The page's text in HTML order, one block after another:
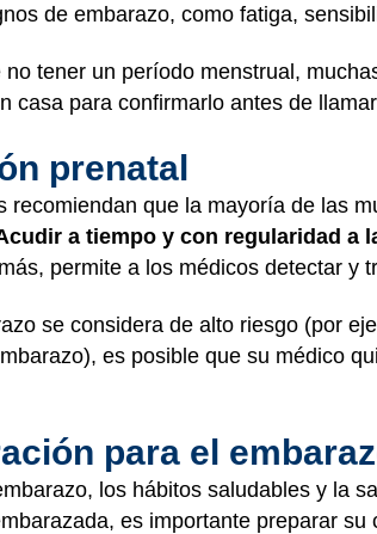
de embarazo, como fatiga,
no tener un período menstrual,
casa para confirmarlo antes de
prenatal
recomiendan que la mayoría de las
a tiempo y con regularidad a
permite a los médicos detectar y
se considera de alto riesgo (por
es posible que su médico
para el
los hábitos saludables y la
es importante preparar su